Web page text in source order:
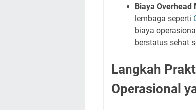
Biaya Overhead
lembaga seperti
biaya
berstatus sehat
Langkah
Operasional